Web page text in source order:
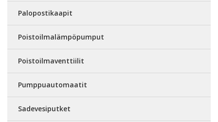
Palopostikaapit
Poistoilmalämpöpumput
Poistoilmaventtiilit
Pumppuautomaatit
Sadevesiputket